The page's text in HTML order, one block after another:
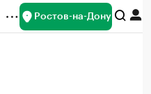
Ростов-на-Дону